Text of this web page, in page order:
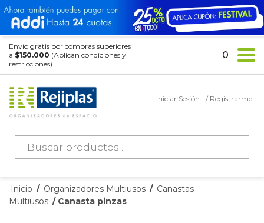
Envío gratis por compras superiores
a $150.000 (Aplican condiciones y
restricciones).
Búsqueda
productos
Iniciar Sesión / Registrarme
0
Inicio / Organizadores Multiusos / Canastas
Multiusos / Canasta pinzas